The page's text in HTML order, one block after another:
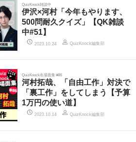
QuizKnock雑談中
伊沢×河村「今年もやります、
500問耐久クイズ」【QK雑談
中#51】
2023.10.24 QuizKnock編集部
QuizKnock名場面集 #86
河村拓哉、「自由工作」対決で
「裏工作」をしてしまう【予算
1万円の使い道】
2023.10.14 QuizKnock編集部